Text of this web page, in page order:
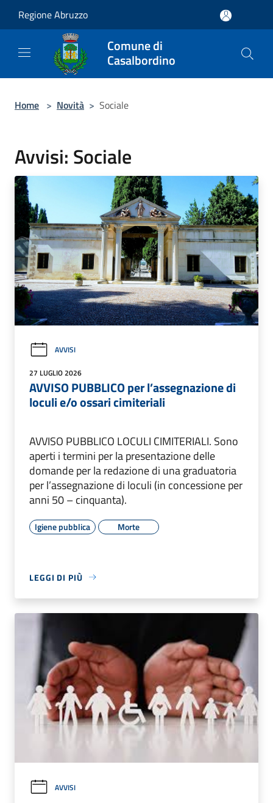
Regione Abruzzo
Comune di
Casalbordino
Home > Novità > Sociale
Avvisi: Sociale
AVVISI
27 LUGLIO 2026
AVVISO PUBBLICO per l’assegnazione di
loculi e/o ossari cimiteriali
AVVISO PUBBLICO LOCULI CIMITERIALI. Sono
aperti i termini per la presentazione delle
domande per la redazione di una graduatoria
per l’assegnazione di loculi (in concessione per
anni 50 – cinquanta).
Igiene pubblica Morte
LEGGI DI PIÙ
AVVISI